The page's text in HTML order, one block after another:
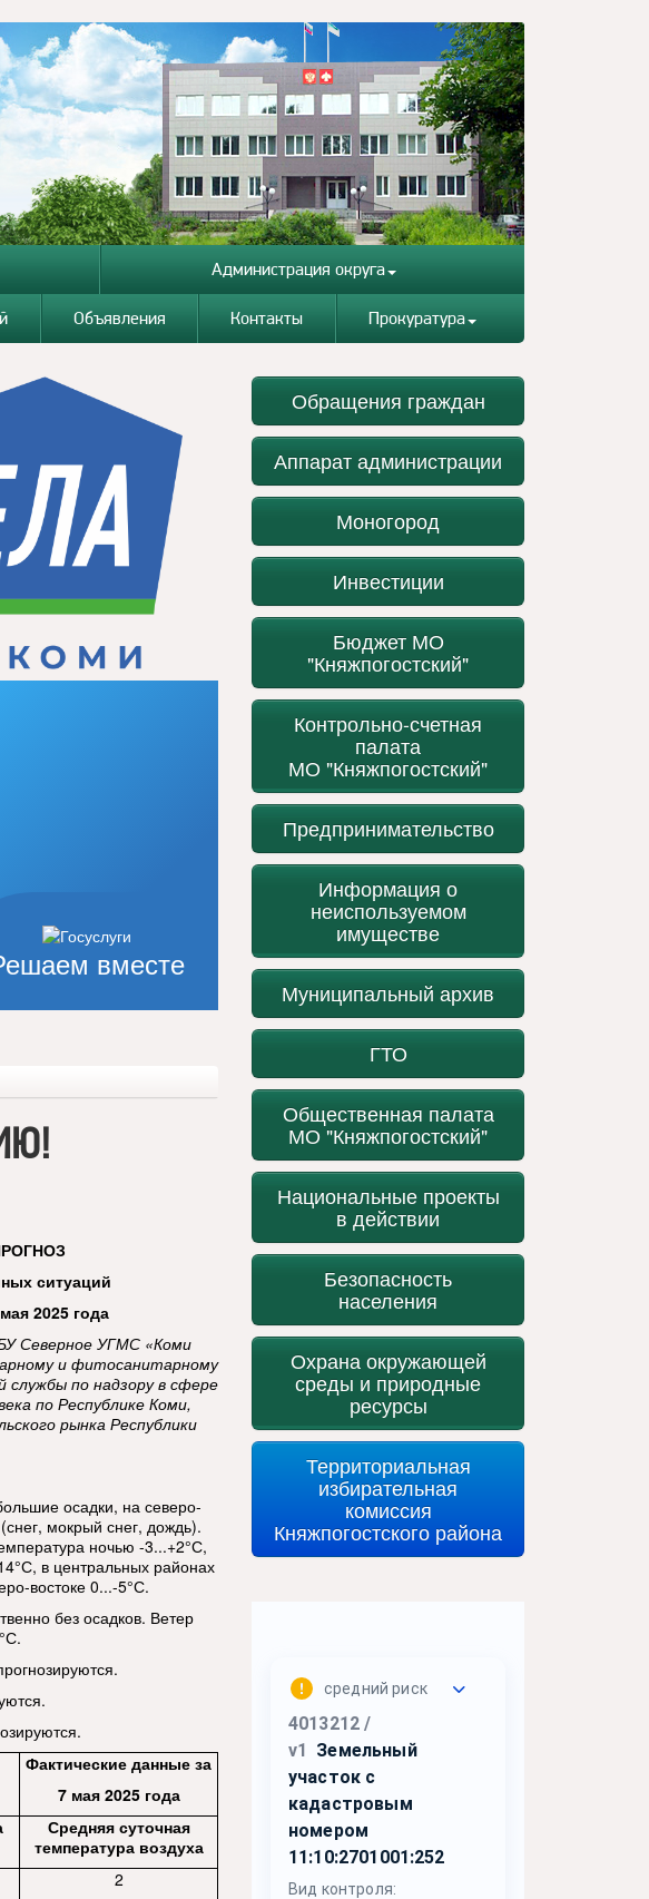
Администрация округа
Объявления Контакты Прокуратура
вместе
ситуаций
2025 года
Северное УГМС «Коми
и фитосанитарному
службы по надзору в сфере
по Республике Коми,
рынка Республики
осадки, на северо-
мокрый снег, дождь).
ночью -3...+2°С,
в центральных районах
востоке 0...-5°С.
без осадков. Ветер
Фактические данные за
7 мая 2025 года
Средняя суточная
температура воздуха
2
Обращения граждан
Аппарат администрации
Моногород
Инвестиции
Бюджет МО
"Княжпогостский"
Контрольно-счетная
палата
МО "Княжпогостский"
Предпринимательство
Информация о
неиспользуемом
имуществе
Муниципальный архив
ГТО
Общественная палата
МО "Княжпогостский"
Национальные проекты
в действии
Безопасность
населения
Охрана окружающей
среды и природные
ресурсы
Территориальная
избирательная
комиссия
Княжпогостского района